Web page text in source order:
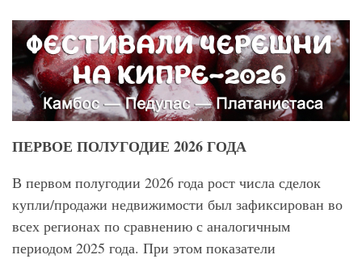
ПЕРВОЕ ПОЛУГОДИЕ 2026 ГОДА
В первом полугодии 2026 года рост числа сделок
купли/продажи недвижимости был зафиксирован во
всех регионах по сравнению с аналогичным
периодом 2025 года. При этом показатели